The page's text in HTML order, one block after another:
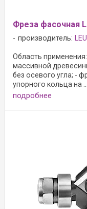
Фреза фасочная
производитель:
Область
массивной
без осевого угла; -
упорного кольца на ...
подробнее